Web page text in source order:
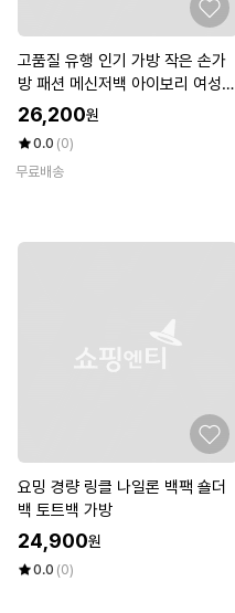
고품질 유행 인기 가방 작은 손가
방 패션 메신저백 아이보리 여성손
가방 (W7FC2D1)
26,200원
0.0 (0)
무료배송
요밍 경량 링클 나일론 백팩 숄더
백 토트백 가방
24,900원
0.0 (0)